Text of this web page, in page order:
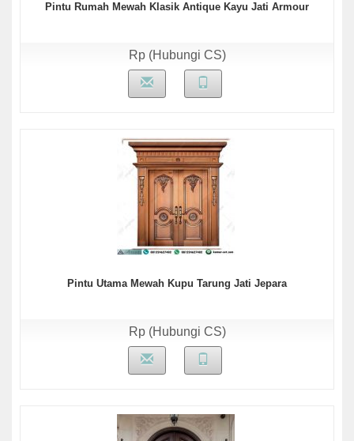
Pintu Rumah Mewah Klasik Antique Kayu Jati Armour
Rp (Hubungi CS)
Pintu Utama Mewah Kupu Tarung Jati Jepara
Rp (Hubungi CS)